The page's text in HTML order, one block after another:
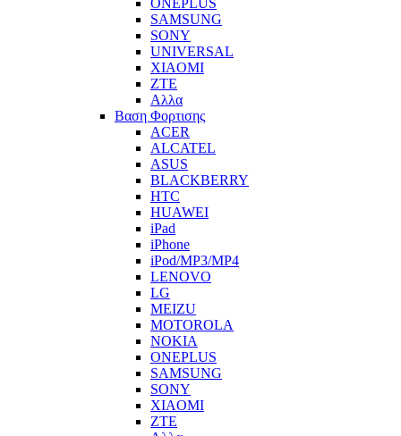
ONEPLUS
SAMSUNG
SONY
UNIVERSAL
XIAOMI
ZTE
Αλλα
Βαση Φορτισης
ACER
ALCATEL
ASUS
BLACKBERRY
HTC
HUAWEI
iPad
iPhone
iPod/MP3/MP4
LENOVO
LG
MEIZU
MOTOROLA
NOKIA
ONEPLUS
SAMSUNG
SONY
XIAOMI
ZTE